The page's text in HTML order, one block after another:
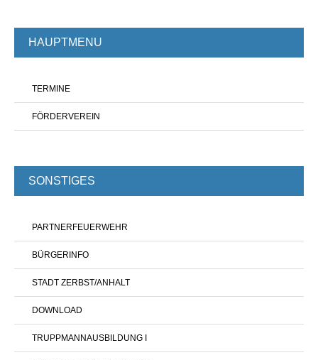
HAUPTMENU
TERMINE
FÖRDERVEREIN
SONSTIGES
PARTNERFEUERWEHR
BÜRGERINFO
STADT ZERBST/ANHALT
DOWNLOAD
TRUPPMANNAUSBILDUNG I